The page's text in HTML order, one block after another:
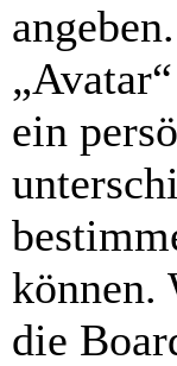
ein
können.
die